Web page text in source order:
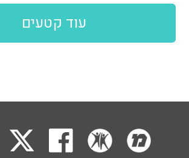
עוד קטעים